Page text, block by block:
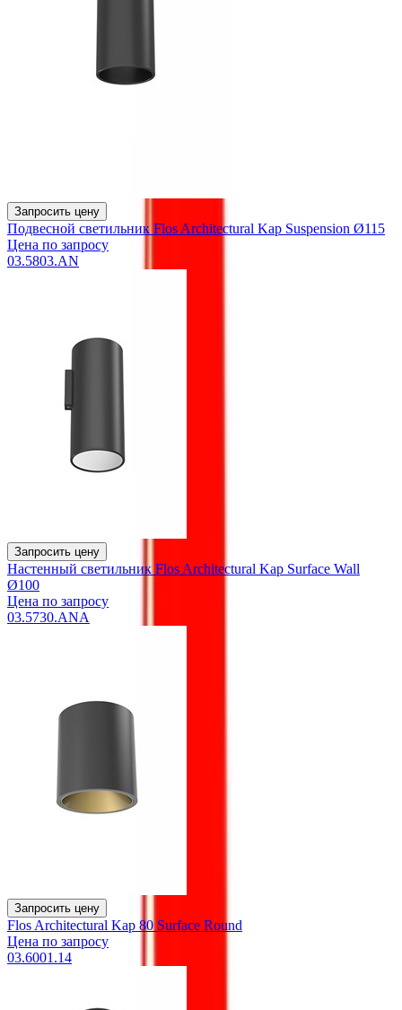
Запросить цену
Подвесной светильник Flos Architectural Kap Suspension Ø115
Цена по запросу
03.5803.AN
Запросить цену
Настенный светильник Flos Architectural Kap Surface Wall
Ø100
Цена по запросу
03.5730.ANA
Запросить цену
Flos Architectural Kap 80 Surface Round
Цена по запросу
03.6001.14